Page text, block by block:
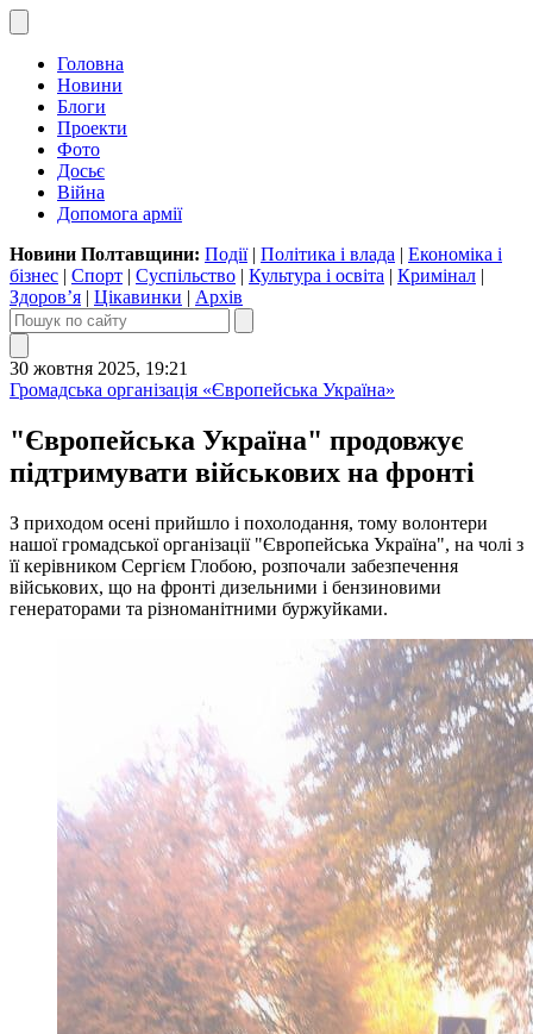
Головна
Новини
Блоги
Проекти
Фото
Досьє
Війна
Допомога армії
Новини Полтавщини: Події| Політика і влада | Економіка і
бізнес | Спорт | Суспільство | Культура і освіта | Кримінал |
Здоров’я | Цікавинки | Архів
30 жовтня 2025, 19:21
Громадська організація «Європейська Україна»
"Європейська Україна" продовжує
підтримувати військових на фронті
З приходом осені прийшло і похолодання, тому волонтери
нашої громадської організації "Європейська Україна", на чолі з
її керівником Сергієм Глобою, розпочали забезпечення
військових, що на фронті дизельними і бензиновими
генераторами та різноманітними буржуйками.